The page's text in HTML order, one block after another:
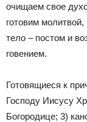
очищаем свое
готовим
тело – постом и
говением.
Готовящиеся к
Господу Иисусу
Богородице; 3)